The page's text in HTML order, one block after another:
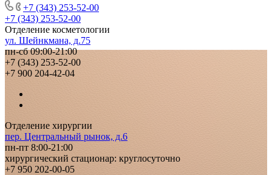
+7 (343) 253-52-00
+7 (343) 253-52-00
Отделение косметологии
ул. Шейнкмана, д.75
пн-сб 09:00-21:00
+7 (343) 253-52-00
+7 900 204-42-04
Отделение хирургии
пер. Центральный рынок, д.6
пн-пт 8:00-21:00
хирургический стационар: круглосуточно
+7 950 202-00-05